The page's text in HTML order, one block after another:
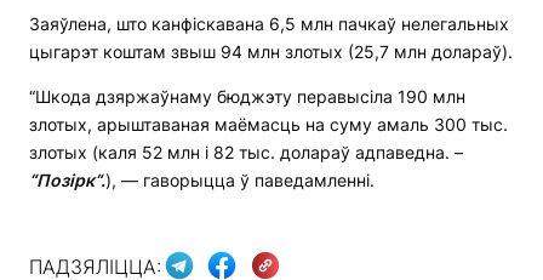
Заяўлена, што канфіскавана 6,5 млн пачкаў нелегальных
цыгарэт коштам звыш 94 млн злотых (25,7 млн ​​долараў).
“Шкода дзяржаўнаму бюджэту перавысіла 190 млн
злотых, арыштаваная маёмасць на суму амаль 300 тыс.
злотых (каля 52 млн і 82 тыс. долараў адпаведна. –
“Позірк“.), — гаворыцца ў паведамленні.
ПАДЗЯЛІЦЦА: